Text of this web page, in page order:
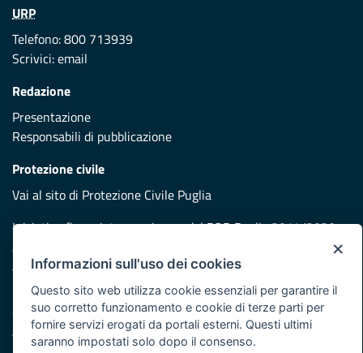
URP
Telefono: 800 713939
Scrivici:email
Redazione
Presentazione
Responsabili di pubblicazione
Protezione civile
Vai al sito di Protezione Civile Puglia
Iniziativa finanziata con risorse del POR Puglia 2014/2020 -
Asse XI
Note legali
Cookie e privacy
Atti di notifica
×
Informazioni sull'uso dei cookies
Questo sito web utilizza cookie essenziali per garantire il
suo corretto funzionamento e cookie di terze parti per
fornire servizi erogati da portali esterni. Questi ultimi
saranno impostati solo dopo il consenso.